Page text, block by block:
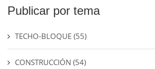
Publicar por tema
TECHO-BLOQUE (55)
CONSTRUCCIÓN (54)